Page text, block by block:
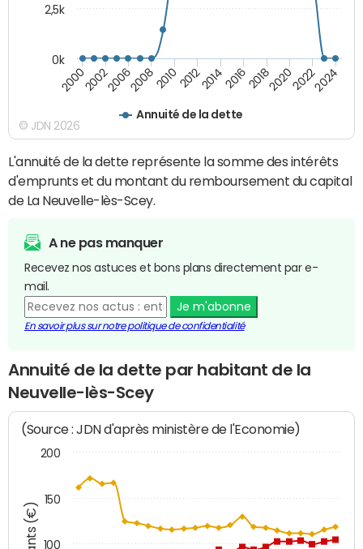
Annuité de la dette
200020022006200820102012201420162018202020222024
0k
2,5k
© JDN 2026
L'annuité de la dette représente la somme des intérêts
d'emprunts et du montant du remboursement du capital
de La Neuvelle-lès-Scey.
A ne pas manquer
Recevez nos astuces et bons plans directement par e-
mail.
Je m'abonne
En savoir plus sur notre politique de confidentialité
Annuité de la dette par habitant de la
Neuvelle-lès-Scey
(Source : JDN d'après ministère de l'Economie)
100
150
200